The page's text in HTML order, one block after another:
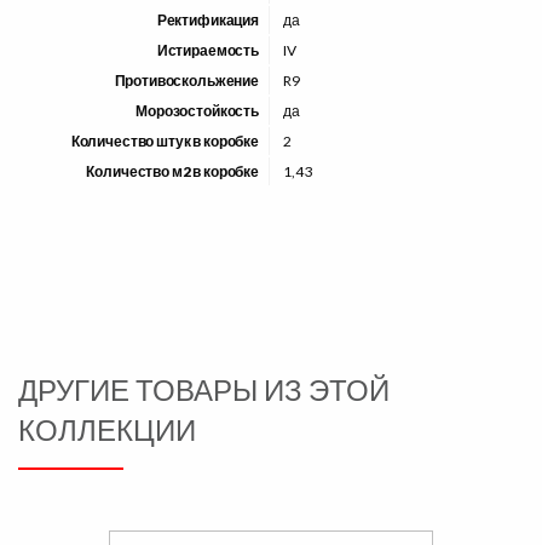
Ректификация
да
Истираемость
IV
Противоскольжение
R9
Морозостойкость
да
Количество штук в коробке
2
Количество м2 в коробке
1,43
ДРУГИЕ ТОВАРЫ ИЗ ЭТОЙ
КОЛЛЕКЦИИ